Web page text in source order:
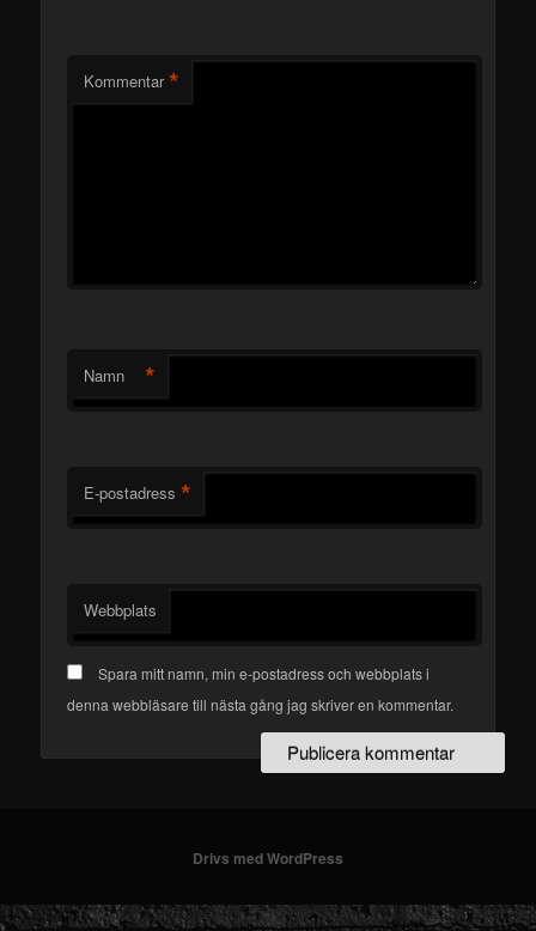
Kommentar *
Namn *
E-postadress *
Webbplats
Spara mitt namn, min e-postadress och webbplats i
denna webbläsare till nästa gång jag skriver en kommentar.
Drivs med WordPress